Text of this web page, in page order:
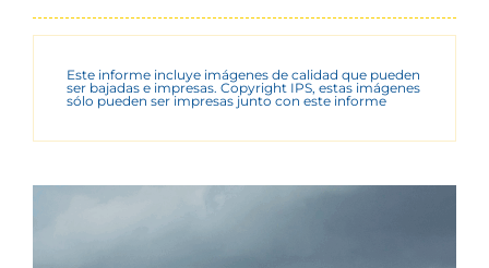
Este informe incluye imágenes de calidad que pueden
ser bajadas e impresas. Copyright IPS, estas imágenes
sólo pueden ser impresas junto con este informe